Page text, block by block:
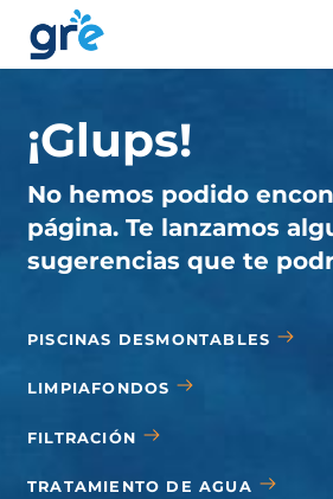
¡Glups!
No hemos podido
página. Te lanzamos
sugerencias que te
PISCINAS DESMONTABLES
LIMPIAFONDOS
FILTRACIÓN
TRATAMIENTO DE AGUA